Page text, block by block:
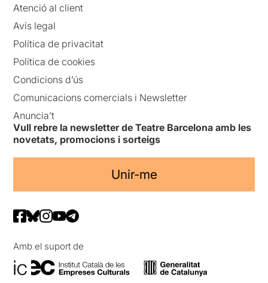
Atenció al client
Avís legal
Política de privacitat
Política de cookies
Condicions d’ús
Comunicacions comercials i Newsletter
Anuncia’t
Vull rebre la newsletter de Teatre Barcelona amb les
novetats, promocions i sorteigs
Unir-me
Amb el suport de